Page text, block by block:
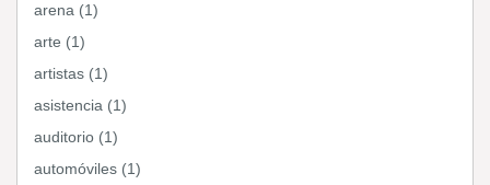
arena (1)
arte (1)
artistas (1)
asistencia (1)
auditorio (1)
automóviles (1)